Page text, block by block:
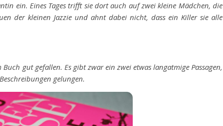
ein. Eines Tages trifft sie dort auch auf zwei kleine Mädchen, die
der kleinen Jazzie und ahnt dabei nicht, dass ein Killer sie alle
gut gefallen. Es gibt zwar ein zwei etwas langatmige Passagen,
gelungen.